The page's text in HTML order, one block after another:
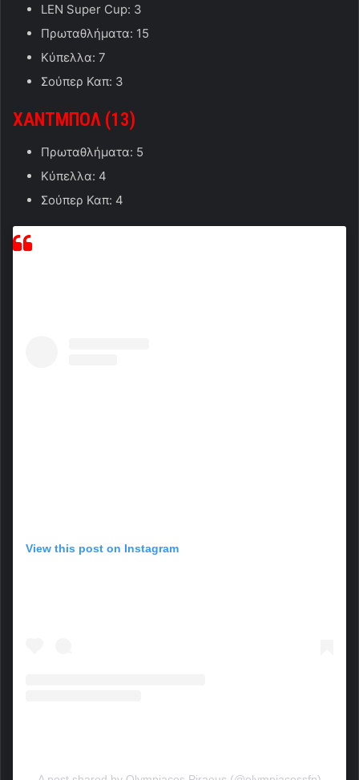
LEN Super Cup: 3
Πρωταθλήματα: 15
Κύπελλα: 7
Σούπερ Καπ: 3
ΧΑΝΤΜΠΟΛ (13)
Πρωταθλήματα: 5
Κύπελλα: 4
Σούπερ Καπ: 4
View this post on Instagram